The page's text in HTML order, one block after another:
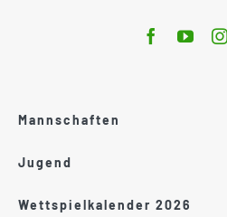
Mannschaften
Jugend
Wettspielkalender 2026